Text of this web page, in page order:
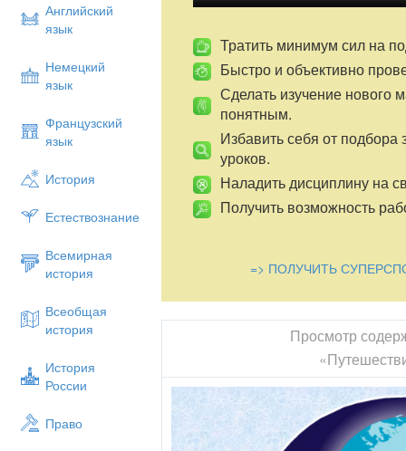
Английский
язык
Немецкий
язык
Французский
язык
История
Естествознание
Всемирная
история
Всеобщая
история
История
России
Право
Тратить минимум сил на
Быстро и объективно
Сделать изучение нового
понятным.
Избавить себя от подбора
уроков.
Наладить дисциплину на
Получить возможность
=> ПОЛУЧИТЬ
Просмотр